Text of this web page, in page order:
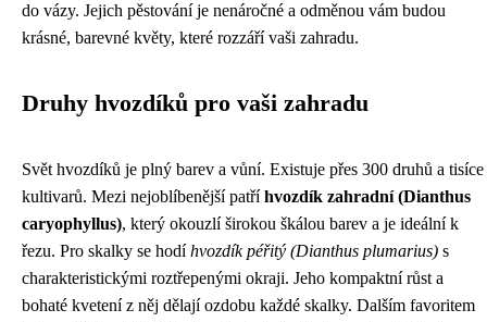
do vázy. Jejich pěstování je nenáročné a odměnou vám budou
krásné, barevné květy, které rozzáří vaši zahradu.
Druhy hvozdíků pro vaši zahradu
Svět hvozdíků je plný barev a vůní. Existuje přes 300 druhů a tisíce
kultivarů. Mezi nejoblíbenější patříhvozdík zahradní (Dianthus
caryophyllus), který okouzlí širokou škálou barev a je ideální k
řezu. Pro skalky se hodíhvozdík péřitý (Dianthus plumarius) s
charakteristickými roztřepenými okraji. Jeho kompaktní růst a
bohaté kvetení z něj dělají ozdobu každé skalky. Dalším favoritem